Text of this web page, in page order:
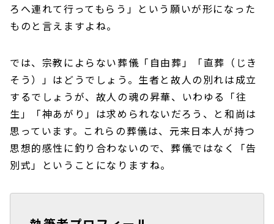
ろへ連れて行ってもらう」という願いが形になった
ものと言えますよね。
では、宗教によらない葬儀「自由葬」「直葬（じき
そう）」はどうでしょう。生者と故人の別れは成立
するでしょうが、故人の魂の昇華、いわゆる「往
生」「神あがり」は求められないだろう、と和尚は
思っています。これらの葬儀は、元来日本人が持つ
思想的感性に釣り合わないので、葬儀ではなく「告
別式」ということになりますね。